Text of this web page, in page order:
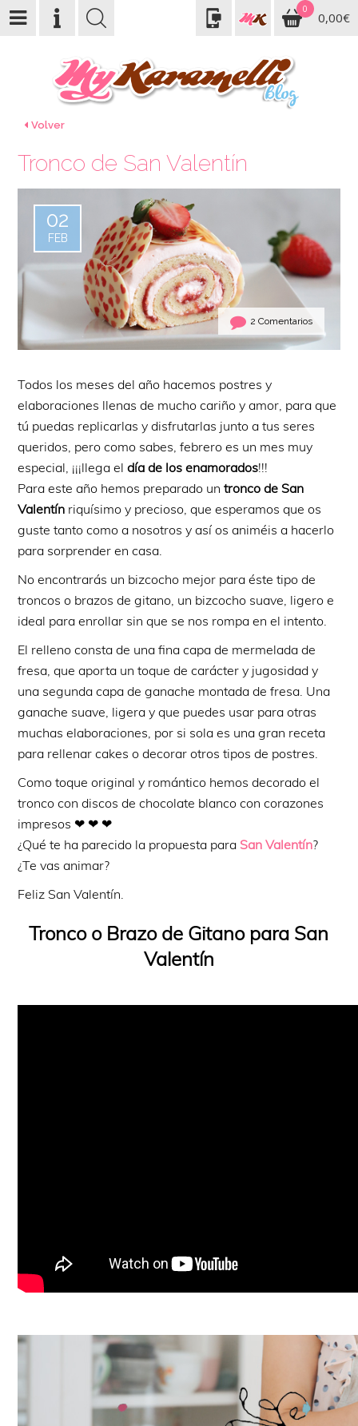
0
0,00€
Volver
Tronco de San Valentín
02
FEB
2 Comentarios
Todos los meses del año hacemos postres y
elaboraciones llenas de mucho cariño y amor, para que
tú puedas replicarlas y disfrutarlas junto a tus seres
queridos, pero como sabes, febrero es un mes muy
especial, ¡¡¡llega eldía de los enamorados!!!
Para este año hemos preparado untronco de San
Valentín riquísimo y precioso, que esperamos que os
guste tanto como a nosotros y así os animéis a hacerlo
para sorprender en casa.
No encontrarás un bizcocho mejor para éste tipo de
troncos o brazos de gitano, un bizcocho suave, ligero e
ideal para enrollar sin que se nos rompa en el intento.
El relleno consta de una fina capa de mermelada de
fresa, que aporta un toque de carácter y jugosidad y
una segunda capa de ganache montada de fresa. Una
ganache suave, ligera y que puedes usar para otras
muchas elaboraciones, por si sola es una gran receta
para rellenar cakes o decorar otros tipos de postres.
Como toque original y romántico hemos decorado el
tronco con discos de chocolate blanco con corazones
impresos ❤ ❤ ❤
¿Qué te ha parecido la propuesta para San Valentín?
¿Te vas animar?
Feliz San Valentín.
Tronco o Brazo de Gitano para San
Valentín